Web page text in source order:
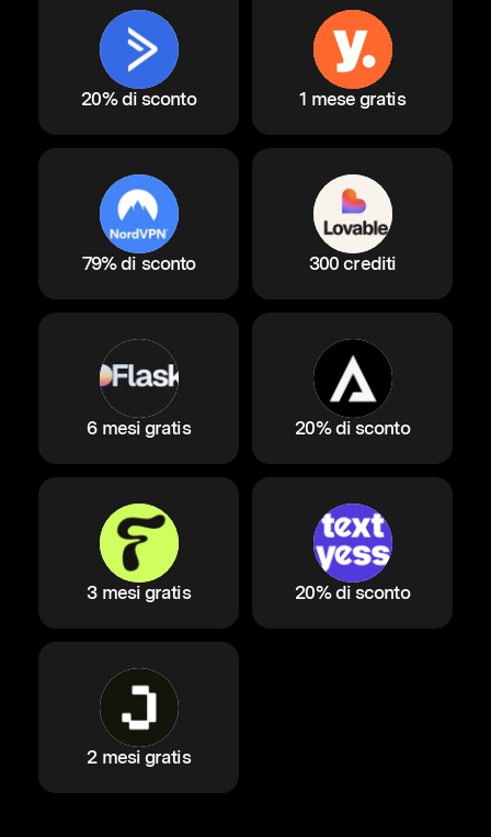
20% di sconto 1 mese gratis
79% di sconto 300 crediti
6 mesi gratis 20% di sconto
3 mesi gratis 20% di sconto
2 mesi gratis